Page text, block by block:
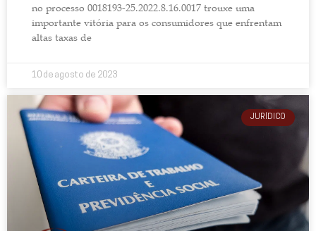
no processo 0018193-25.2022.8.16.0017 trouxe uma
importante vitória para os consumidores que enfrentam
altas taxas de
10 de agosto de 2023
JURÍDICO